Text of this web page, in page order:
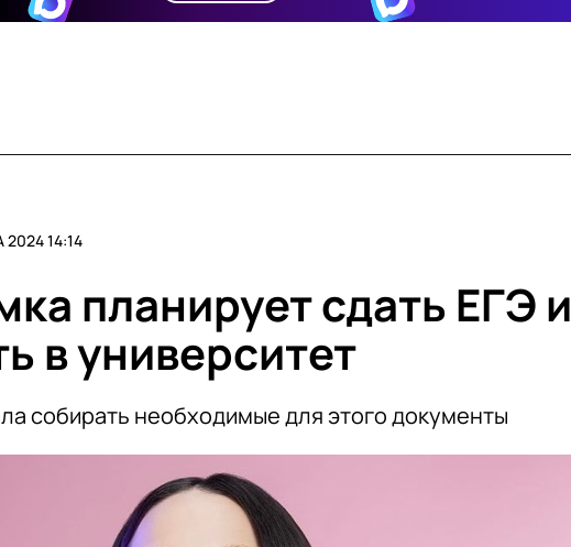
14:14
планирует сдать ЕГЭ и
в университет
собирать необходимые для этого документы